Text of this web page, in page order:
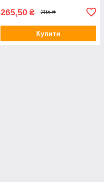
265,50 ₴ 295 ₴
Купити